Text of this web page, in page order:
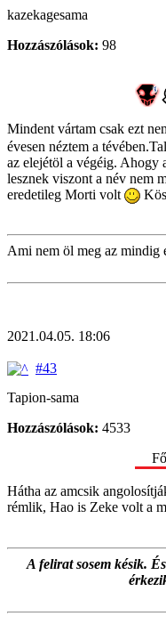
kazekagesama
Hozzászólások: 98
Mindent vártam csak ezt
évesen néztem a
az elejétöl a végéig. Ahogy
lesznek viszont a név nem
eredetileg Morti volt
Ami nem öl meg az mindig
2021.04.05. 18:06
#43
Tapion-sama
Hozzászólások: 4533
Hátha az amcsik
rémlik, Hao is Zeke volt a
A felirat sosem késik.